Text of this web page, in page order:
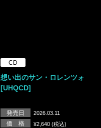
CD
想い出のサン・ロレンツォ
[UHQCD]
発売日 2026.03.11
価 格 ¥2,640 (税込)